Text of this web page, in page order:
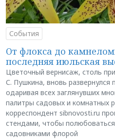
События
От флокса до
последняя июльская
Цветочный вернисаж, столь
С. Пушкина, вновь развернулся
одаривая всех заглянувших
палитры садовых и комнатных
корреспондент sibnovosti.ru
стендами, чтобы
садовниками флорой